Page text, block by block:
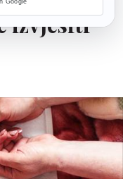
izvjesiti
Google